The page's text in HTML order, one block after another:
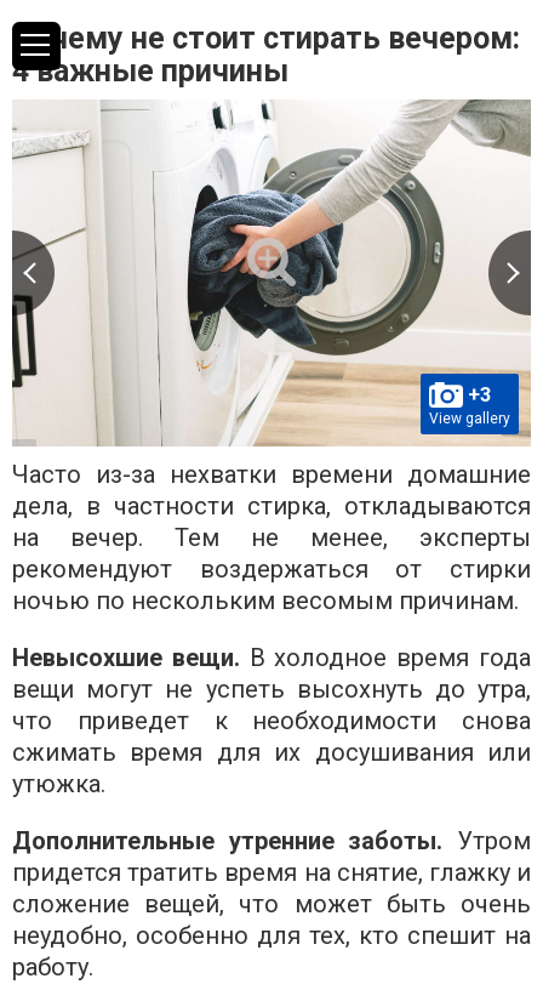
Почему не стоит стирать вечером:
4 важные причины
+3
View gallery
Часто из-за нехватки времени домашние
дела, в частности стирка, откладываются
на вечер. Тем не менее, эксперты
рекомендуют воздержаться от стирки
ночью по нескольким весомым причинам.
Невысохшие вещи. В холодное время года
вещи могут не успеть высохнуть до утра,
что приведет к необходимости снова
сжимать время для их досушивания или
утюжка.
Дополнительные утренние заботы. Утром
придется тратить время на снятие, глажку и
сложение вещей, что может быть очень
неудобно, особенно для тех, кто спешит на
работу.